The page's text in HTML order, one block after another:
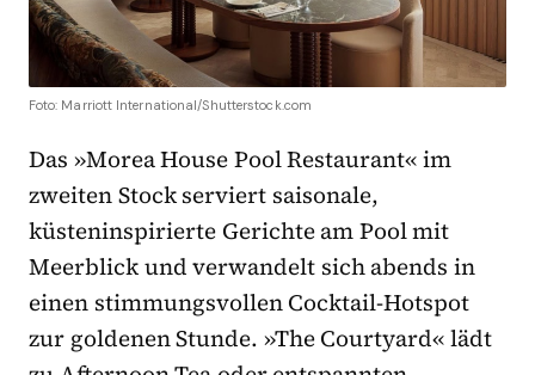
Foto: Marriott International/Shutterstock.com
Das »Morea House Pool Restaurant« im
zweiten Stock serviert saisonale,
küsteninspirierte Gerichte am Pool mit
Meerblick und verwandelt sich abends in
einen stimmungsvollen Cocktail-Hotspot
zur goldenen Stunde. »The Courtyard« lädt